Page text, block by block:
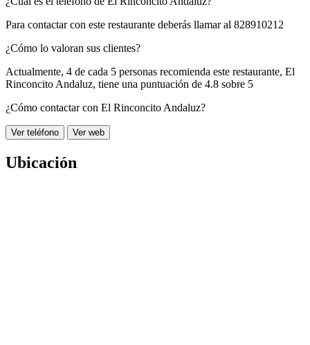
Para contactar con este restaurante deberás llamar al 828910212
¿Cómo lo valoran sus clientes?
Actualmente, 4 de cada 5 personas recomienda este restaurante, El
Rinconcito Andaluz, tiene una puntuación de 4.8 sobre 5
¿Cómo contactar con El Rinconcito Andaluz?
Ver teléfono Ver web
Ubicación